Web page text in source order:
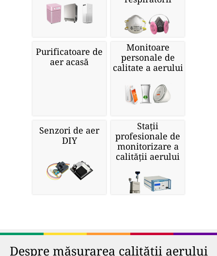
Purificatoare de
aer acasă
Monitoare
personale de
calitate a aerului
Senzori de aer
DIY
Stații
profesionale de
monitorizare a
calității aerului
Despre măsurarea calității aerului